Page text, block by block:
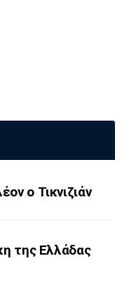
ο Τικνιζιάν
της Ελλάδας